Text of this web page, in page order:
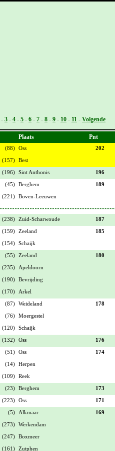
- 3 - 4 - 5 - 6 - 7 - 8 - 9 - 10 - 11 - Volgende
Plaats Pnt
(88) Oss 202
(157) Best
(196) Sint Anthonis 196
(45) Berghem 189
(221) Boven-Leeuwen
(238) Zuid-Scharwoude 187
(159) Zeeland 185
(154) Schaijk
(55) Zeeland 180
(235) Apeldoorn
(190) Bevrijding
(170) Arkel
(87) Weideland 178
(76) Moergestel
(120) Schaijk
(132) Oss 176
(51) Oss 174
(14) Herpen
(109) Reek
(23) Berghem 173
(223) Oss 171
(5) Alkmaar 169
(273) Werkendam
(247) Boxmeer
(161) Zutphen